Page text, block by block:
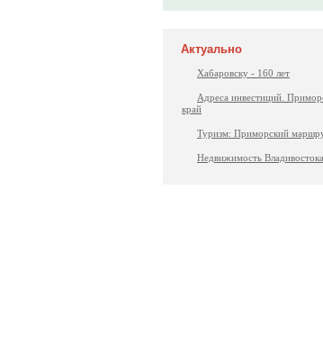
Актуально
Хабаровску - 160 лет
Адреса инвестиций.
край
Туризм: Приморский
Недвижимость Владивостока